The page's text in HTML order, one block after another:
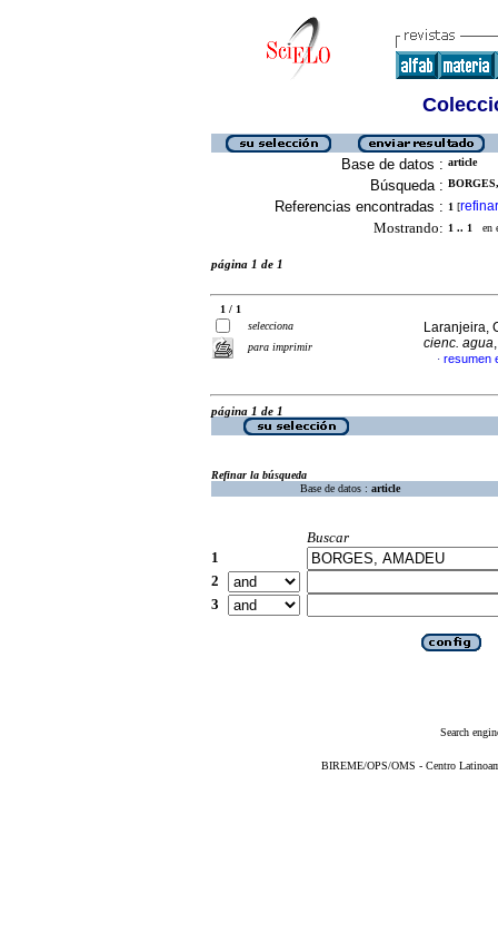
Base de datos : article
Búsqueda :
Referencias encontradas : 1 [refinar
Mostrando: 1 .. 1 en
página 1 de 1
1 / 1
selecciona
para imprimir
Laranjeira,
cienc. agua
· resumen
página 1 de 1
Refinar la búsqueda
Base de datos : article
Buscar
1
2
3
Search
BIREME/OPS/OMS - Centro